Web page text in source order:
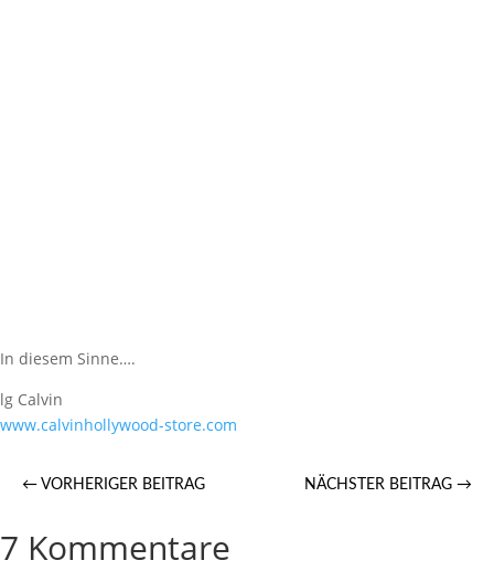
In diesem Sinne….
lg Calvin
www.calvinhollywood-store.com
← VORHERIGER BEITRAG NÄCHSTER BEITRAG →
7 Kommentare